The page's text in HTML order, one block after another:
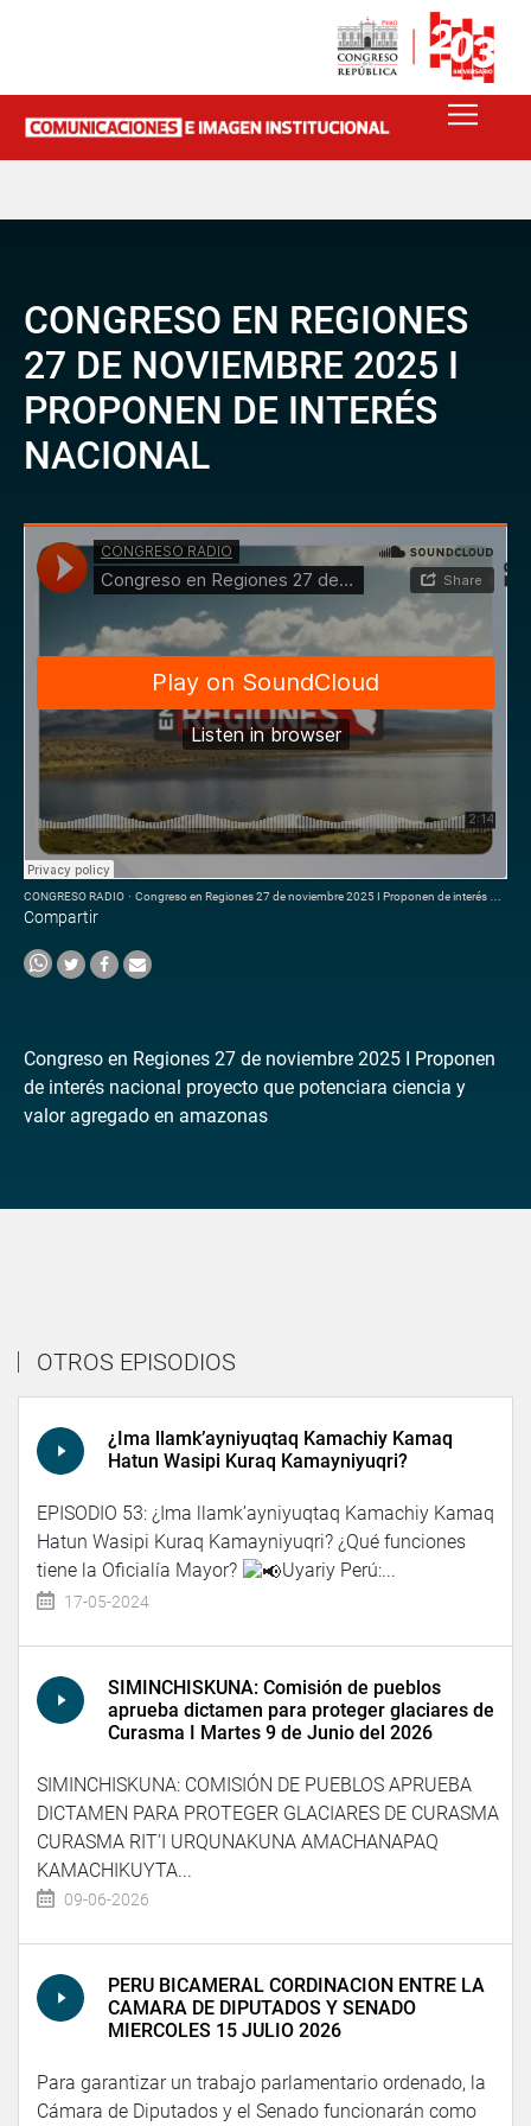
CONGRESO EN REGIONES
27 DE NOVIEMBRE 2025 I
PROPONEN DE INTERÉS
NACIONAL
CONGRESO RADIO · Congreso en Regiones 27 de noviembre 2025 I Proponen de interés nacional
Compartir
Congreso en Regiones 27 de noviembre 2025 I Proponen
de interés nacional proyecto que potenciara ciencia y
valor agregado en amazonas
OTROS EPISODIOS
¿Ima llamk’ayniyuqtaq Kamachiy Kamaq
Hatun Wasipi Kuraq Kamayniyuqri?
EPISODIO 53: ¿Ima llamk’ayniyuqtaq Kamachiy Kamaq
Hatun Wasipi Kuraq Kamayniyuqri? ¿Qué funciones
tiene la Oficialía Mayor?
Uyariy Perú:...
17-05-2024
SIMINCHISKUNA: Comisión de pueblos
aprueba dictamen para proteger glaciares de
Curasma I Martes 9 de Junio del 2026
SIMINCHISKUNA: COMISIÓN DE PUEBLOS APRUEBA
DICTAMEN PARA PROTEGER GLACIARES DE CURASMA
CURASMA RIT’I URQUNAKUNA AMACHANAPAQ
KAMACHIKUYTA...
09-06-2026
PERU BICAMERAL CORDINACION ENTRE LA
CAMARA DE DIPUTADOS Y SENADO
MIERCOLES 15 JULIO 2026
Para garantizar un trabajo parlamentario ordenado, la
Cámara de Diputados y el Senado funcionarán como